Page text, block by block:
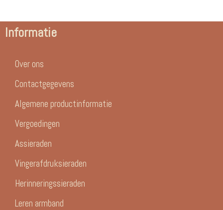
Informatie
Over ons
Contactgegevens
Algemene productinformatie
Vergoedingen
Assieraden
Vingerafdruksieraden
Herinneringssieraden
Leren armband